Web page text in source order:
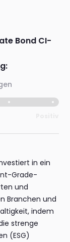
Bond CI-
in ein
Grade-
und
Branchen und
indem
strenge
(ESG)